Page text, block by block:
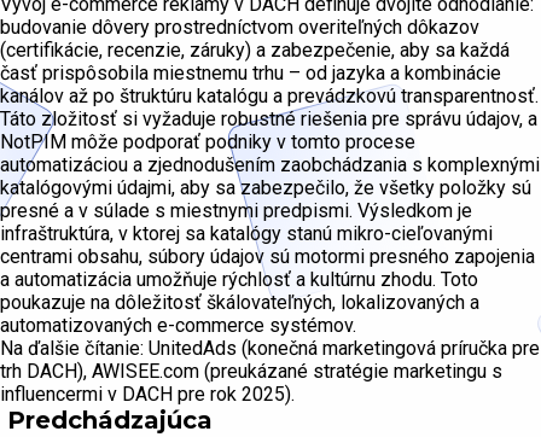
budovanie dôvery prostredníctvom overiteľných dôkazov
(certifikácie, recenzie, záruky) a zabezpečenie, aby sa každá
časť prispôsobila miestnemu trhu – od jazyka a kombinácie
kanálov až po štruktúru katalógu a prevádzkovú transparentnosť.
Táto zložitosť si vyžaduje robustné riešenia pre správu údajov, a
NotPIM môže podporať podniky v tomto procese
automatizáciou a zjednodušením zaobchádzania s komplexnými
katalógovými údajmi, aby sa zabezpečilo, že všetky položky sú
presné a v súlade s miestnymi predpismi. Výsledkom je
infraštruktúra, v ktorej sa katalógy stanú mikro-cieľovanými
centrami obsahu, súbory údajov sú motormi presného zapojenia
a automatizácia umožňuje rýchlosť a kultúrnu zhodu. Toto
poukazuje na dôležitosť škálovateľných, lokalizovaných a
automatizovaných e-commerce systémov.
Na ďalšie čítanie: UnitedAds (konečná marketingová príručka pre
trh DACH), AWISEE.com (preukázané stratégie marketingu s
influencermi v DACH pre rok 2025).
Predchádzajúca